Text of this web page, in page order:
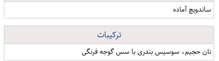
ساندویچ آماده
ترکیبات
نان حجیم، سوسیس بندری با سس گوجه فرنگی